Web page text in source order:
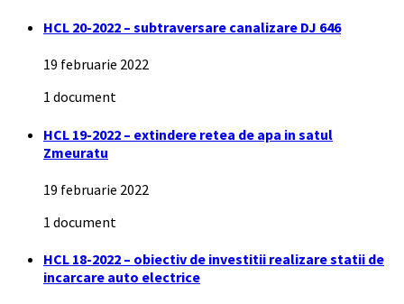
HCL 20-2022 – subtraversare canalizare DJ 646
19 februarie 2022
1 document
HCL 19-2022 – extindere retea de apa in satul
Zmeuratu
19 februarie 2022
1 document
HCL 18-2022 – obiectiv de investitii realizare statii de
incarcare auto electrice